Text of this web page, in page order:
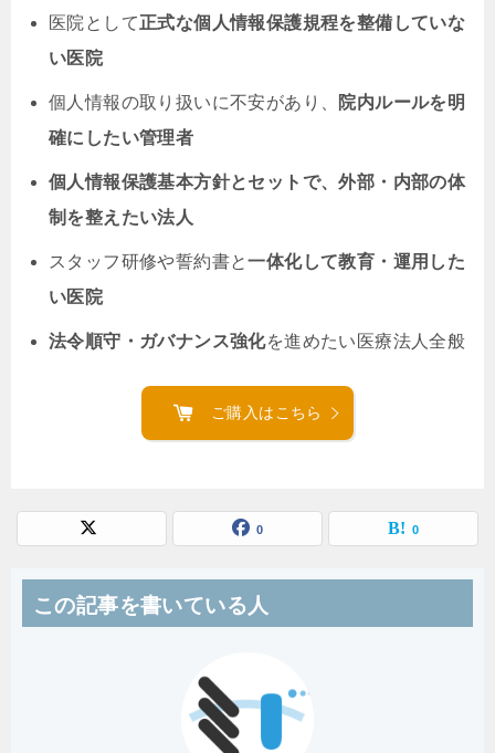
医院として正式な個人情報保護規程を整備していな
い医院
個人情報の取り扱いに不安があり、 院内ルールを明
確にしたい管理者
個人情報保護基本方針とセットで、外部・内部の体
制を整えたい法人
スタッフ研修や誓約書と一体化して教育・運用した
い医院
法令順守・ガバナンス強化を進めたい医療法人全般
ご購入はこちら
0 0
この記事を書いている人